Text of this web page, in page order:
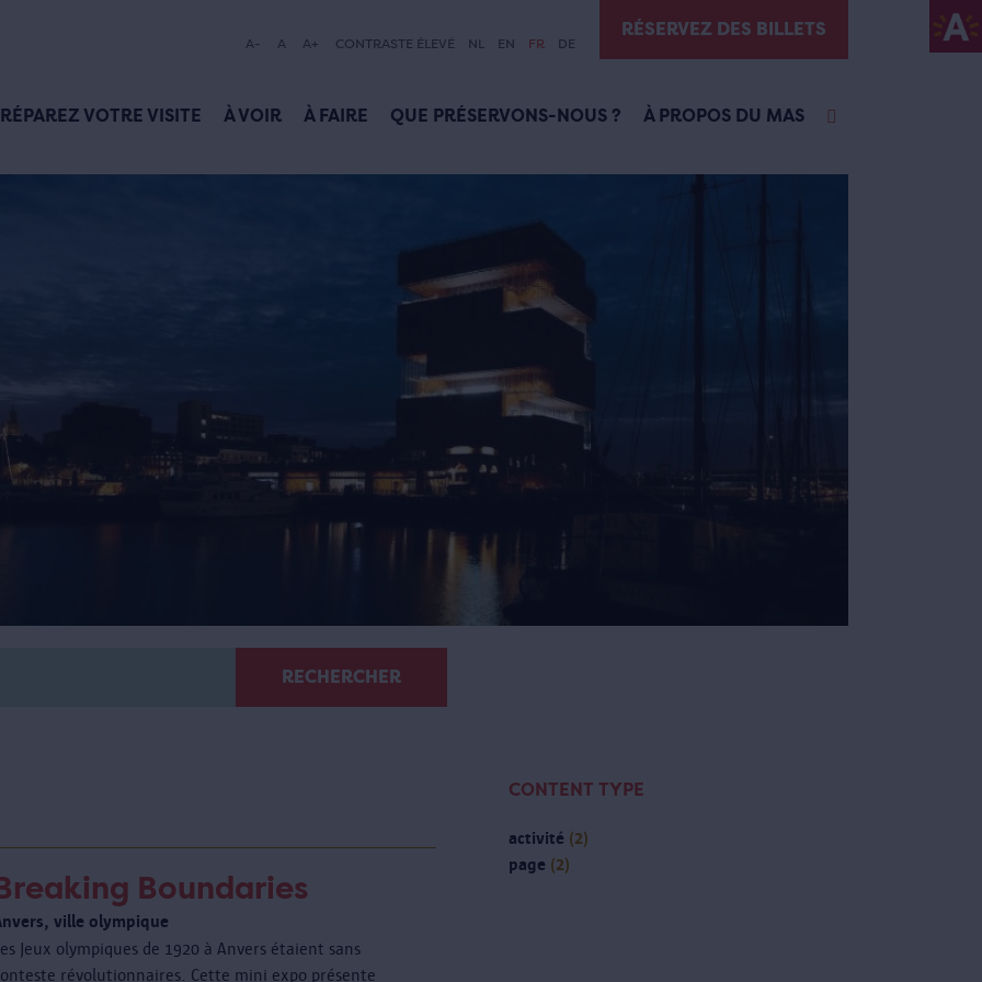
A- A A+ CONTRASTE ÉLEVÉ NL EN FR DE
RÉSERVEZ DES BILLETS
VOTRE VISITE À VOIR À FAIRE QUE PRÉSERVONS-NOUS ? À PROPOS DU MAS
RECHERCHER
CONTENT TYPE
activité (2)
page (2)
Boundaries
ville olympique
Jeux olympiques de 1920 à Anvers étaient sans
révolutionnaires. Cette mini expo présente